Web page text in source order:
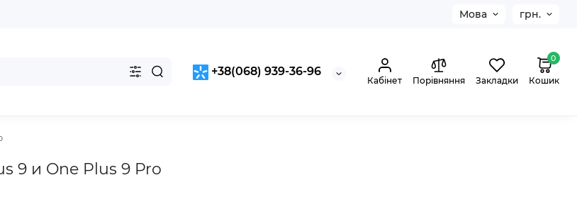
Мова грн.
+38(068) 939-36-96
Кабінет Порівняння Закладки
0
Кошик
9 и One Plus 9 Pro